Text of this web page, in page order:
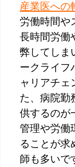
産業医への
労働時間や
長時間労働
弊してしま
ークライフ
ャリアチ
た、病院勤
供するのが
管理や労働
ることが求
師も多いで